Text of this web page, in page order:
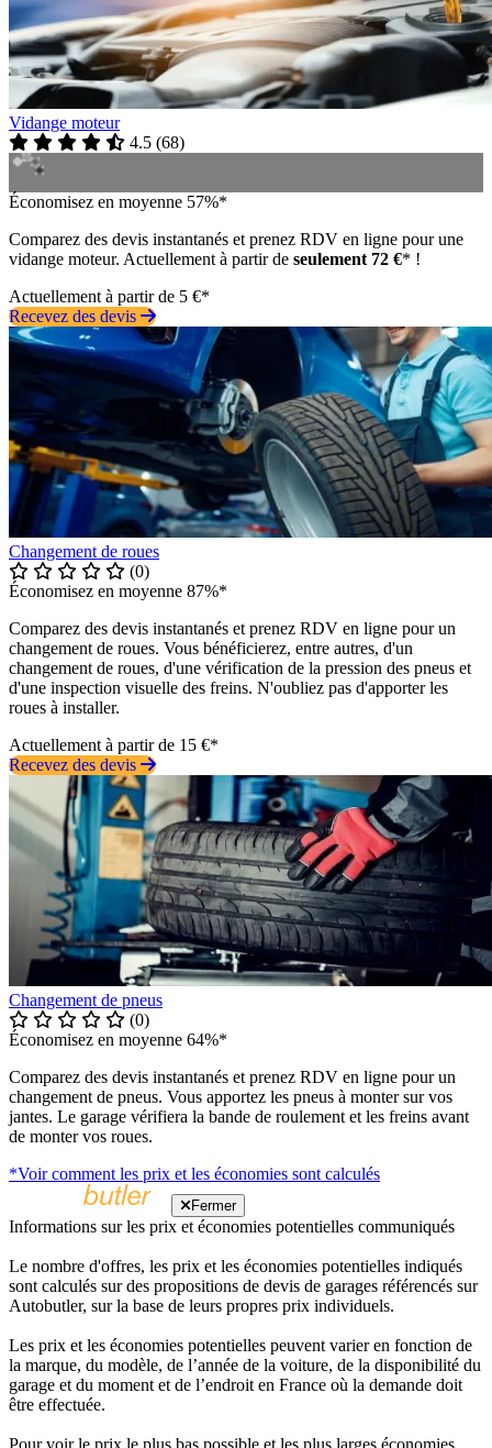
Vidange moteur
4.5 (68)
Économisez en moyenne 57%*
Comparez des devis instantanés et prenez RDV en ligne pour une
vidange moteur. Actuellement à partir de seulement 72 €* !
Actuellement à partir de 5 €*
Recevez des devis
Changement de roues
(0)
Économisez en moyenne 87%*
Comparez des devis instantanés et prenez RDV en ligne pour un
changement de roues. Vous bénéficierez, entre autres, d'un
changement de roues, d'une vérification de la pression des pneus et
d'une inspection visuelle des freins. N'oubliez pas d'apporter les
roues à installer.
Actuellement à partir de 15 €*
Recevez des devis
Changement de pneus
(0)
Économisez en moyenne 64%*
Comparez des devis instantanés et prenez RDV en ligne pour un
changement de pneus. Vous apportez les pneus à monter sur vos
jantes. Le garage vérifiera la bande de roulement et les freins avant
de monter vos roues.
*Voir comment les prix et les économies sont calculés
Fermer
Informations sur les prix et économies potentielles communiqués
Le nombre d'offres, les prix et les économies potentielles indiqués
sont calculés sur des propositions de devis de garages référencés sur
Autobutler, sur la base de leurs propres prix individuels.
Les prix et les économies potentielles peuvent varier en fonction de
la marque, du modèle, de l’année de la voiture, de la disponibilité du
garage et du moment et de l’endroit en France où la demande doit
être effectuée.
Pour voir le prix le plus bas possible et les plus larges économies